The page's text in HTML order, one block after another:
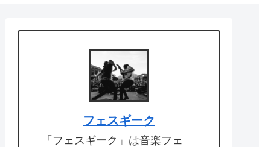
フェスギーク
「フェスギーク」は音楽フェ